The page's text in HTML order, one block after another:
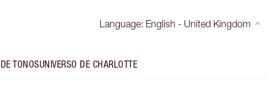
Language: English - United Kingdom
TONOSUNIVERSO DE CHARLOTTE